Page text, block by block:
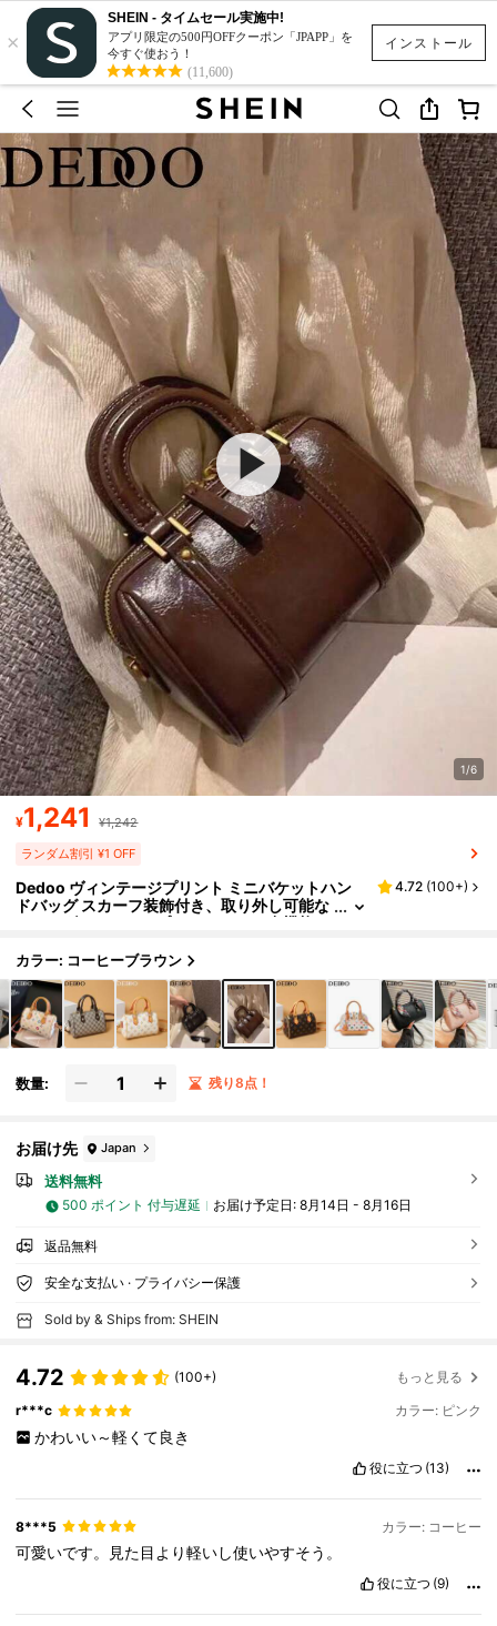
インストール
×
SHEIN - タイムセール実施中!
アプリ限定の500円OFFクーポン「JPAPP」を
今すぐ使おう！
(11,600)
1/6
¥1,241
¥1,242
ランダム割引 ¥1 OFF
Dedoo ヴィンテージプリント ミニバケットハン
ドバッグ スカーフ装飾付き、取り外し可能な
ショルダーストラップ、レディース 多機能シ
4.72 (100+)
カラー: コーヒーブラウン
数量: 残り8点！
お届け先 Japan
送料無料
500 ポイント 付与遅延 お届け予定日: 8月14日 - 8月16日
返品無料
安全な支払い · プライバシー保護
Sold by & Ships from: SHEIN
4.72 (100+) もっと見る
r***c カラー: ピンク
かわいい～軽くて良き
役に立つ (13)
8***5 カラー: コーヒー
可愛いです。見た目より軽いし使いやすそう。
役に立つ (9)